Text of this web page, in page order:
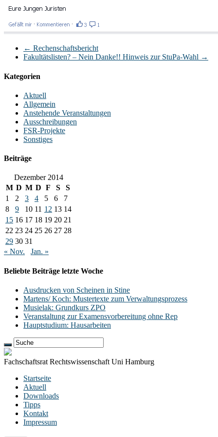
← Rechenschaftsbericht
Fakultätslisten? – Nein Danke!! Hinweis zur StuPa-Wahl →
Kategorien
Aktuell
Allgemein
Anstehende Veranstaltungen
Ausschreibungen
FSR-Projekte
Sonstiges
Beiträge
Dezember 2014
M D M D F S
S
1
2 3 4 5 6
7
8
9 10 11 12 13 14
15 16 17 18 19 20 21
22 23 24 25 26 27 28
29 30 31
« Nov.
Jan. »
Beliebte Beiträge letzte Woche
Ausdrucken von Scheinen in Stine
Martens/ Koch: Mustertexte zum Verwaltungsprozess
Musielak: Grundkurs ZPO
Veranstaltung zur Examensvorbereitung ohne Rep
Hauptstudium: Hausarbeiten
Fachschaftsrat Rechtswissenschaft Uni Hamburg
Startseite
Aktuell
Downloads
Tipps
Kontakt
Impressum